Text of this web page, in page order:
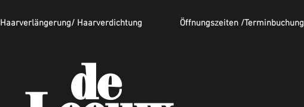
Haarverlängerung/ Haarverdichtung Öffnungszeiten /Terminbuchung
de